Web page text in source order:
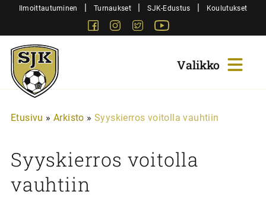
SiirryIlmoittautuminen | Turnaukset | SJK-Edustus | Koulutukset
FacebookInstagram
Twitter
Sjk-
Juniorit
Etusivu » Arkisto » Syyskierros voitolla vauhtiin
Syyskierros voitolla
vauhtiin